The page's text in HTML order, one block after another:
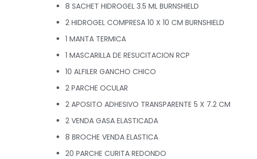
8 SACHET HIDROGEL 3.5 ML BURNSHIELD
2 HIDROGEL COMPRESA 10 X 10 CM BURNSHIELD
1 MANTA TERMICA
1 MASCARILLA DE RESUCITACION RCP
10 ALFILER GANCHO CHICO
2 PARCHE OCULAR
2 APOSITO ADHESIVO TRANSPARENTE 5 X 7.2 CM
2 VENDA GASA ELASTICADA
8 BROCHE VENDA ELASTICA
20 PARCHE CURITA REDONDO